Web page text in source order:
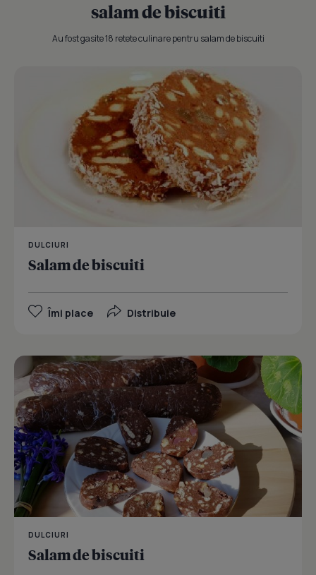
salam de biscuiti
Au fost gasite 18 retete culinare pentru salam de biscuiti
DULCIURI
Salam de biscuiti
Îmi place Distribuie
DULCIURI
Salam de biscuiti